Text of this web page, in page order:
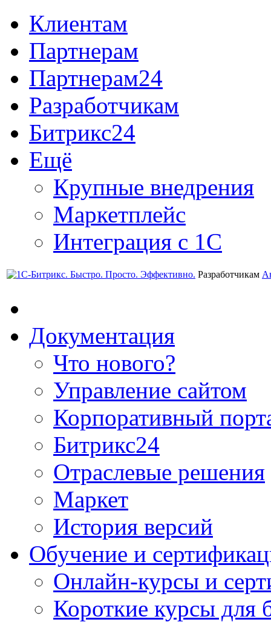
Клиентам
Партнерам
Партнерам24
Разработчикам
Битрикс24
Ещё
Крупные внедрения
Маркетплейс
Интеграция с 1С
Разработчикам
Документация
Что нового?
Управление сайтом
Корпоративный
Битрикс24
Отраслевые решения
Маркет
История версий
Обучение и
Онлайн-курсы и
Короткие курсы для